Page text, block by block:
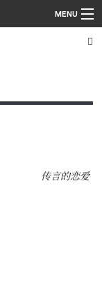
MENU
传言的恋爱